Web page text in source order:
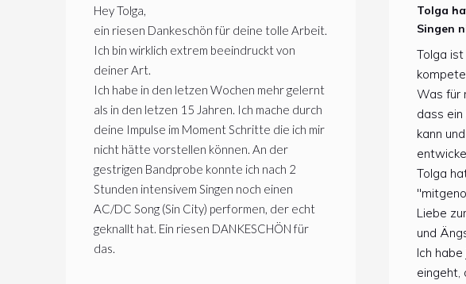
Hey Tolga,
ein riesen Dankeschön für deine tolle Arbeit.
Ich bin wirklich extrem beeindruckt von
deiner Art.
Ich habe in den letzen Wochen mehr gelernt
als in den letzen 15 Jahren. Ich mache durch
deine Impulse im Moment Schritte die ich mir
nicht hätte vorstellen können. An der
gestrigen Bandprobe konnte ich nach 2
Stunden intensivem Singen noch einen
AC/DC Song (Sin City) performen, der echt
geknallt hat. Ein riesen DANKESCHÖN für
das.
Tolga
Singen
Tolga
Was für
dass
kann
Tolga
Liebe
und
Ich
eingeht,